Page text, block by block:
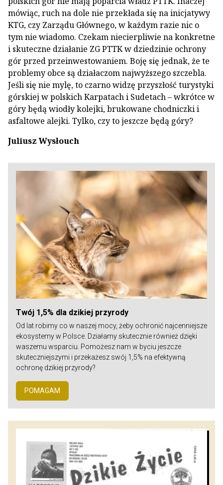
mówiąc, ruch na dole nie przekłada się na inicjatywy
KTG, czy Zarządu Głównego, w każdym razie nic o
tym nie wiadomo. Czekam niecierpliwie na konkretne
i skuteczne działanie ZG PTTK w dziedzinie ochrony
gór przed przeinwestowaniem. Boję się jednak, że te
problemy obce są działaczom najwyższego szczebla.
Jeśli się nie mylę, to czarno widzę przyszłość turystyki
górskiej w polskich Karpatach i Sudetach – wkrótce w
góry będą wiodły kolejki, brukowane chodniczki i
asfaltowe alejki. Tylko, czy to jeszcze będą góry?
Juliusz Wysłouch
Twój 1,5% dla dzikiej przyrody
Od lat robimy co w naszej mocy, żeby ochronić najcenniejsze
ekosystemy w Polsce. Działamy skutecznie również dzięki
waszemu wsparciu. Pomożesz nam w byciu jeszcze
skuteczniejszymi i przekażesz swój 1,5% na efektywną
ochronę dzikiej przyrody?
POMAGAM